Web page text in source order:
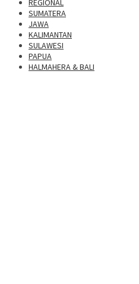
REGIONAL
SUMATERA
JAWA
KALIMANTAN
SULAWESI
PAPUA
HALMAHERA & BALI